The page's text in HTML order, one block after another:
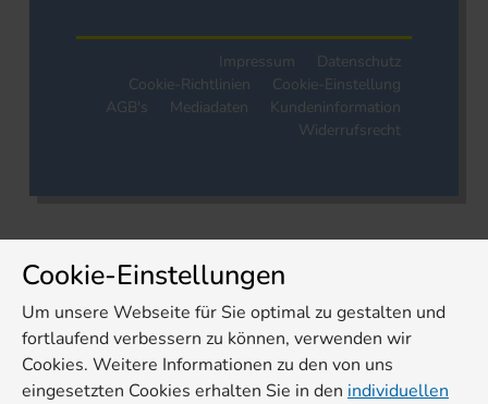
Impressum
Datenschutz
Cookie-Richtlinien
Cookie-Einstellung
AGB's
Mediadaten
Kundeninformation
Widerrufsrecht
Cookie-Einstellungen
Um unsere Webseite für Sie optimal zu gestalten und
fortlaufend verbessern zu können, verwenden wir
Cookies. Weitere Informationen zu den von uns
eingesetzten Cookies erhalten Sie in den individuellen